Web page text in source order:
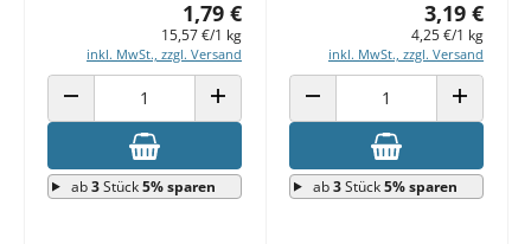
1,79 €
15,57 €/1 kg
inkl. MwSt., zzgl. Versand
ANZAHL VERRINGERN ANZAHL ERHÖHEN
ab3Stück5% sparen
3,19 €
4,25 €/1 kg
inkl. MwSt., zzgl. Versand
ANZAHL VERRINGERN ANZAHL
ab3Stück5% sparen